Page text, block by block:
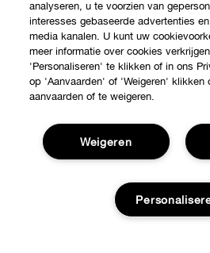
analyseren, u te voorzien van
interesses gebaseerde advertenties
media kanalen. U kunt uw
meer informatie over cookies
'Personaliseren' te klikken of in ons
op 'Aanvaarden' of 'Weigeren' klikken
aanvaarden of te weigeren.
Weigeren